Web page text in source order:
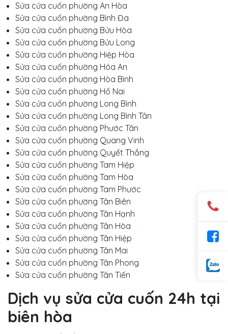
Sửa cửa cuốn phường An Hòa
Sửa cửa cuốn phường Bình Đa
Sửa cửa cuốn phường Bửu Hòa
Sửa cửa cuốn phường Bửu Long
Sửa cửa cuốn phường Hiệp Hòa
Sửa cửa cuốn phường Hóa An
Sửa cửa cuốn phường Hòa Bình
Sửa cửa cuốn phường Hố Nai
Sửa cửa cuốn phường Long Bình
Sửa cửa cuốn phường Long Bình Tân
Sửa cửa cuốn phường Phước Tân
Sửa cửa cuốn phường Quang Vinh
Sửa cửa cuốn phường Quyết Thắng
Sửa cửa cuốn phường Tam Hiệp
Sửa cửa cuốn phường Tam Hòa
Sửa cửa cuốn phường Tam Phước
Sửa cửa cuốn phường Tân Biên
Sửa cửa cuốn phường Tân Hạnh
Sửa cửa cuốn phường Tân Hòa
Sửa cửa cuốn phường Tân Hiệp
Sửa cửa cuốn phường Tân Mai
Sửa cửa cuốn phường Tân Phong
Sửa cửa cuốn phường Tân Tiến
Dịch vụ sửa cửa cuốn 24h tại
biên hòa